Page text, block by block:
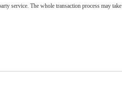
service. The whole transaction process may take